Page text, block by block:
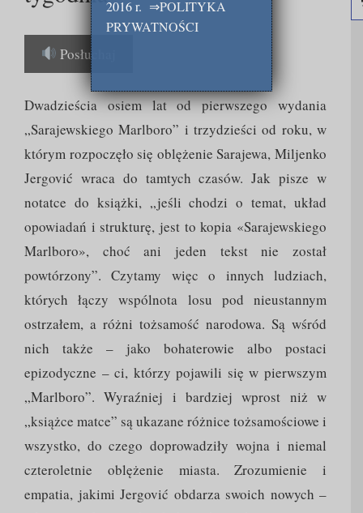
Posłuchaj
Dwadzieścia osiem lat od pierwszego wydania
„Sarajewskiego Marlboro” i trzydzieści od roku, w
którym rozpoczęło się oblężenie Sarajewa, Miljenko
Jergović wraca do tamtych czasów. Jak pisze w
notatce do książki, „jeśli chodzi o temat, układ
opowiadań i strukturę, jest to kopia «Sarajewskiego
Marlboro», choć ani jeden tekst nie został
powtórzony”. Czytamy więc o innych ludziach,
których łączy wspólnota losu pod nieustannym
ostrzałem, a różni tożsamość narodowa. Są wśród
nich także – jako bohaterowie albo postaci
epizodyczne – ci, którzy pojawili się w pierwszym
„Marlboro”. Wyraźniej i bardziej wprost niż w
„książce matce” są ukazane różnice tożsamościowe i
wszystko, do czego doprowadziły wojna i niemal
czteroletnie oblężenie miasta. Zrozumienie i
empatia, jakimi Jergović obdarza swoich nowych –
2016 r. ⇒POLITYKA
PRYWATNOŚCI